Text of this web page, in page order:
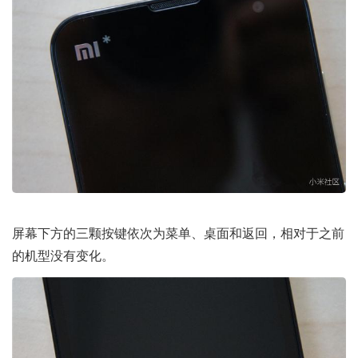
屏幕下方的三颗按键依次为菜单、桌面和返回，相对于之前
的机型没有变化。